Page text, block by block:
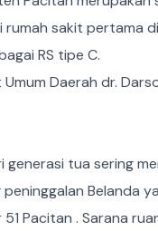
sakit pertama
RS tipe C.
Umum Daerah dr.
tua sering
Belanda
Pacitan . Sarana